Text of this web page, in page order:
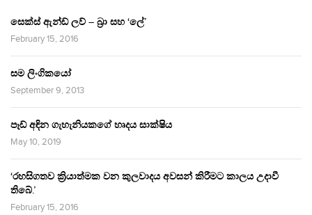
සෙක්ස් ඇන්ඩ් ලව් – බ්‍රා සහ ‘ලේ’
February 15, 2016
සම ලිංගිකයෝ
September 9, 2013
පෑඩ් අඳින ගැහැනියකගේ හෘදය සාක්ෂිය
May 10, 2019
‘රහසිගතව ක්‍රියාත්මක වන කුලවාදය අවසන් කිරීමට කාලය උදාවී
තිබේ.’
February 15, 2016